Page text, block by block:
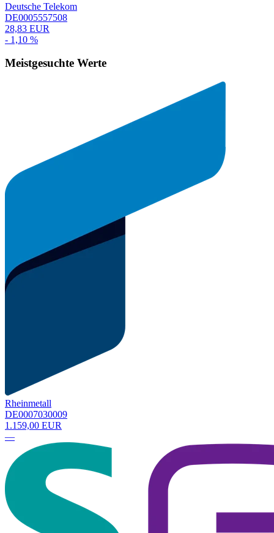
Deutsche Telekom
DE0005557508
28,83 EUR
- 1,10 %
Meistgesuchte Werte
Rheinmetall
DE0007030009
1.159,00 EUR
—